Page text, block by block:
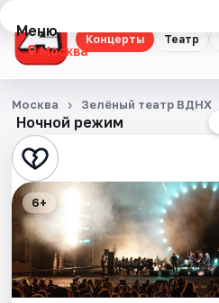
Концерты Театр
Меню
Москва
Концерты
Театр
Стендап
Выставки
Квесты
Ночной режим
Москва Зелёный театр ВДНХ
6+